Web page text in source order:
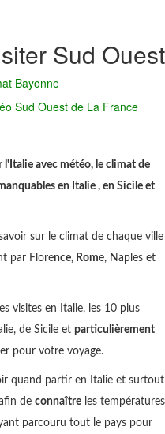
Sud Ouest
Bayonne
Sud Ouest de La France
l'Italie avec météo, le climat de
en Italie , en Sicile et
sur le climat de chaque ville
par Florence, Rome, Naples et
visites en Italie, les 10 plus
de Sicile et particulièrement
pour votre voyage.
quand partir en Italie et surtout
de connaître les températures
parcouru tout le pays pour